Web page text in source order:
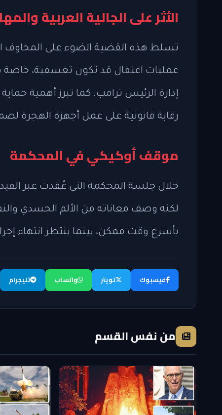
الأثر على الجالية العربية
تسلط هذه القضية الضوء على المخاوف
عمليات اعتقال قد تكون تعسفية، خاصة
إدارة الرئيس ترامب. كما تبرز أهمية
رقابة قانونية على عمل أجهزة الهجرة
موقف أوكيكي في المحكمة
خلال جلسة المحكمة التي عُقدت عبر
لكنه وصف معاناته من الألم الجسدي
بأسرع وقت ممكن، بينما ينتظر انتهاء
فيسبوك تويتر واتساب تليجرام
من نفس القسم